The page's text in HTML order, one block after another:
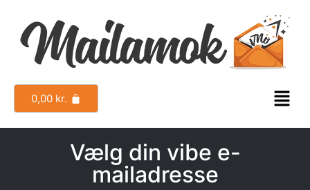
0,00 kr.
Vælg din vibe e-
mailadresse